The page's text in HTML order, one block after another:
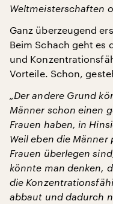
Weltmeisterschaften
Ganz überzeugend
Beim Schach geht es
und
Vorteile. Schon,
„Der andere Grund
Männer schon einen
Frauen haben, in
Weil eben die
Frauen überlegen
könnte man denken,
die
abbaut und dadurch